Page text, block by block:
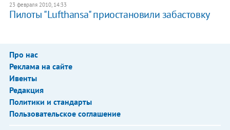
23 февраля 2010, 14:33
Пилоты "Lufthansa" приостановили забастовку
Про нас
Реклама на сайте
Ивенты
Редакция
Политики и стандарты
Пользовательское соглашение